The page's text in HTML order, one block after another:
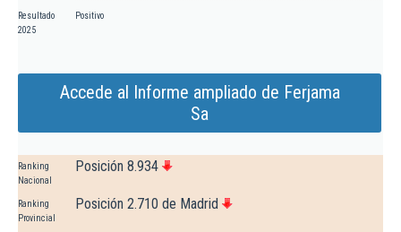
Resultado
2025
Positivo
Accede al Informe ampliado de Ferjama
Sa
Ranking
Nacional
Posición 8.934
Ranking
Provincial
Posición 2.710 de Madrid